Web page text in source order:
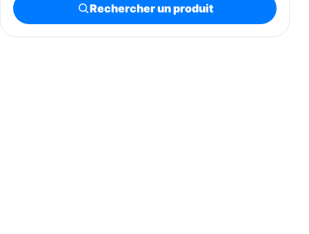
Rechercher un produit